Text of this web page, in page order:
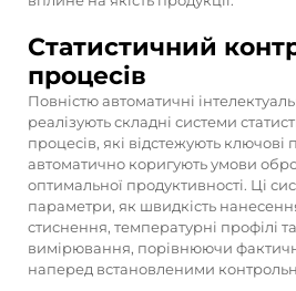
Статистичний
процесів
Повністю автоматичні
реалізують складні системи
процесів, які відстежують ключові
автоматично коригують умови
оптимальної продуктивності. Ці
параметри, як швидкість
стиснення, температурні профілі
вимірювання, порівнюючи
наперед встановленими